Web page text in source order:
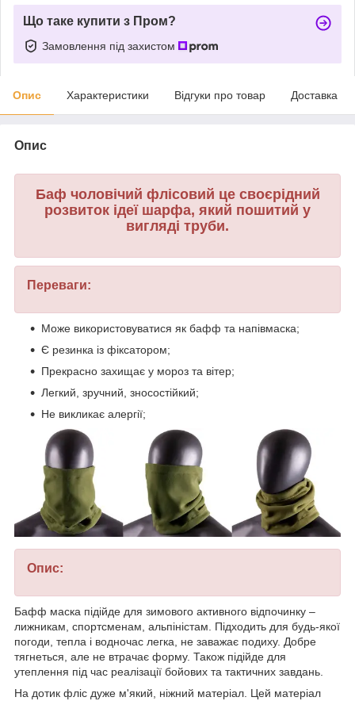
Що таке купити з Пром?
Замовлення під захистом
Опис Характеристики Відгуки про товар Доставка
Опис
Баф чоловічий флісовий це своєрідний
розвиток ідеї шарфа, який пошитий у
вигляді труби.
Переваги:
Може використовуватися як бафф та напівмаска;
Є резинка із фіксатором;
Прекрасно захищає у мороз та вітер;
Легкий, зручний, зносостійкий;
Не викликає алергії;
Опис:
Бафф маска підійде для зимового активного відпочинку –
лижникам, спортсменам, альпіністам. Підходить для будь-якої
погоди, тепла і водночас легка, не заважає подиху. Добре
тягнеться, але не втрачає форму. Також підійде для
утеплення під час реалізації бойових та тактичних завдань.
На дотик фліс дуже м'який, ніжний матеріал. Цей матеріал